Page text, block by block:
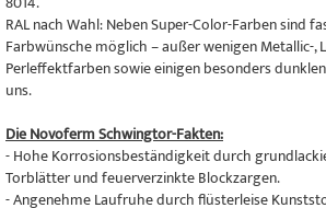
RAL nach Wahl: Neben Super-Color-Farben sind
Farbwünsche möglich – außer wenigen Metallic-,
Perleffektfarben sowie einigen besonders
uns.
Die Novoferm Schwingtor-Fakten:
- Hohe Korrosionsbeständigkeit durch
Torblätter und feuerverzinkte Blockzargen.
- Angenehme Laufruhe durch flüsterleise